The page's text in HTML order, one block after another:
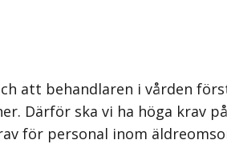
att behandlaren i vården
Därför ska vi ha höga krav
för personal inom